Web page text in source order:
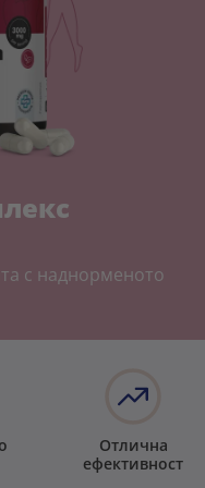
с наднорменото
Отлична
ефективност